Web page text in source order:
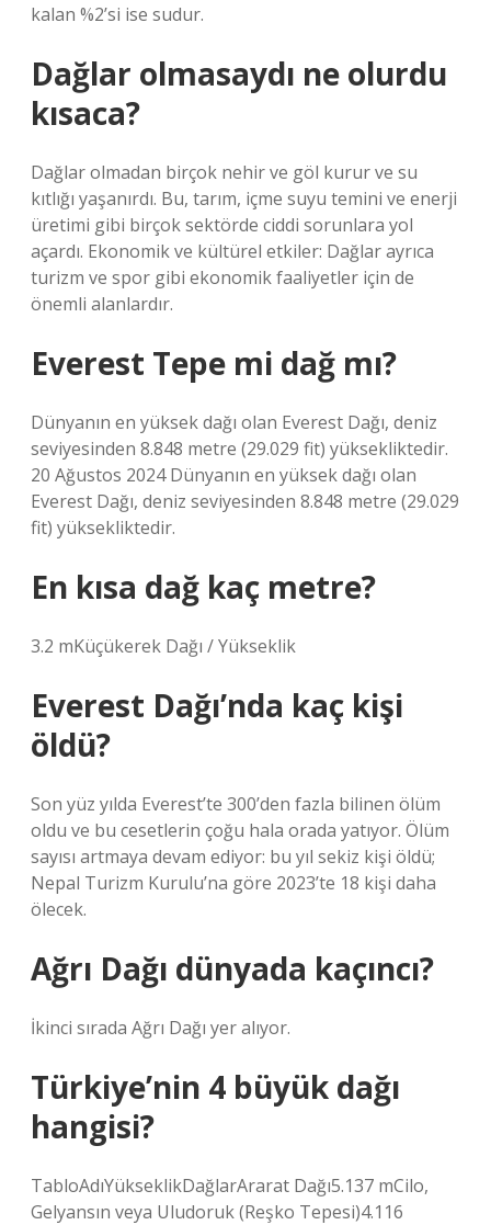
kalan %2’si ise sudur.
Dağlar olmasaydı ne olurdu
kısaca?
Dağlar olmadan birçok nehir ve göl kurur ve su
kıtlığı yaşanırdı. Bu, tarım, içme suyu temini ve enerji
üretimi gibi birçok sektörde ciddi sorunlara yol
açardı. Ekonomik ve kültürel etkiler: Dağlar ayrıca
turizm ve spor gibi ekonomik faaliyetler için de
önemli alanlardır.
Everest Tepe mi dağ mı?
Dünyanın en yüksek dağı olan Everest Dağı, deniz
seviyesinden 8.848 metre (29.029 fit) yüksekliktedir.
20 Ağustos 2024 Dünyanın en yüksek dağı olan
Everest Dağı, deniz seviyesinden 8.848 metre (29.029
fit) yüksekliktedir.
En kısa dağ kaç metre?
3.2 mKüçükerek Dağı / Yükseklik
Everest Dağı’nda kaç kişi
öldü?
Son yüz yılda Everest’te 300’den fazla bilinen ölüm
oldu ve bu cesetlerin çoğu hala orada yatıyor. Ölüm
sayısı artmaya devam ediyor: bu yıl sekiz kişi öldü;
Nepal Turizm Kurulu’na göre 2023’te 18 kişi daha
ölecek.
Ağrı Dağı dünyada kaçıncı?
İkinci sırada Ağrı Dağı yer alıyor.
Türkiye’nin 4 büyük dağı
hangisi?
TabloAdıYükseklikDağlarArarat Dağı5.137 mCilo,
Gelyansın veya Uludoruk (Reşko Tepesi)4.116